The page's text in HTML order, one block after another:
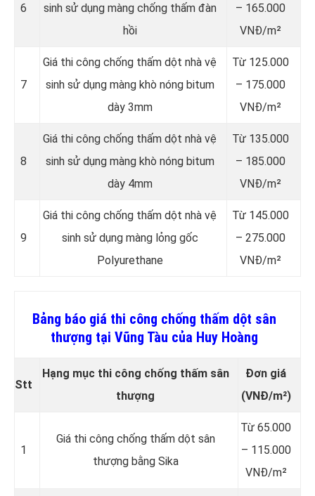
6
sinh sử dụng màng chống thấm đàn
hồi
– 165.000
VNĐ/m²
7
Giá thi công chống thấm dột nhà vệ
sinh sử dụng màng khò nóng bitum
dày 3mm
Từ 125.000
– 175.000
VNĐ/m²
8
Giá thi công chống thấm dột nhà vệ
sinh sử dụng màng khò nóng bitum
dày 4mm
Từ 135.000
– 185.000
VNĐ/m²
9
Giá thi công chống thấm dột nhà vệ
sinh sử dụng màng lỏng gốc
Polyurethane
Từ 145.000
– 275.000
VNĐ/m²
Bảng báo giá thi công chống thấm dột sân
thượng tại Vũng Tàu của Huy Hoàng
Stt
Hạng mục thi công chống thấm sân
thượng
Đơn giá
(VNĐ/m²)
1
Giá thi công chống thấm dột sân
thượng bằng Sika
Từ 65.000
– 115.000
VNĐ/m²